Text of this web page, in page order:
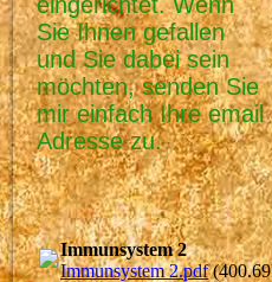
Sie Ihnen gefallen
und Sie dabei sein
möchten, senden Sie
mir einfach Ihre email
Adresse zu.
Immunsystem 2
Immunsystem 2.pdf